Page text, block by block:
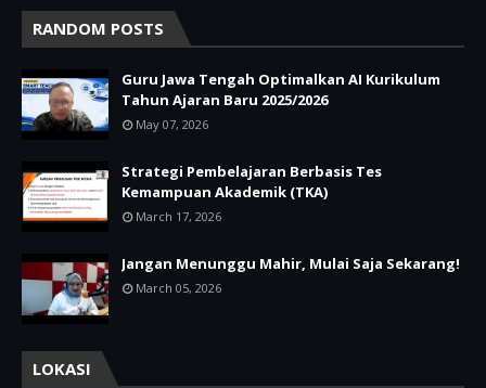
RANDOM POSTS
Guru Jawa Tengah Optimalkan AI Kurikulum
Tahun Ajaran Baru 2025/2026
May 07, 2026
Strategi Pembelajaran Berbasis Tes
Kemampuan Akademik (TKA)
March 17, 2026
Jangan Menunggu Mahir, Mulai Saja Sekarang!
March 05, 2026
LOKASI